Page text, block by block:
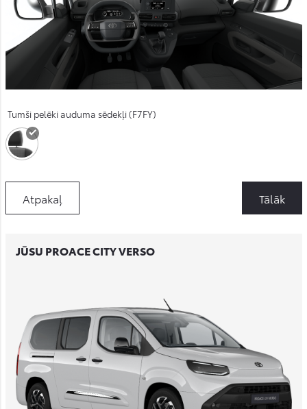
Tumši pelēki auduma sēdekļi (F7FY)
Atpakaļ Tālāk
JŪSU PROACE CITY VERSO